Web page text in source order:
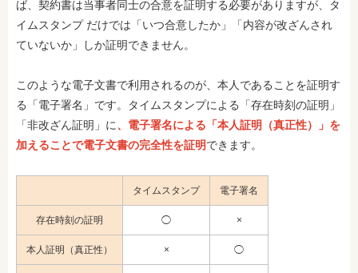
ば、契約書は当事者同士の合意を証明する必要がありますが、タ
イムスタンプ だけでは「いつ合意したか」「内容が改ざんされ
ていないか」しか証明できません。
このような電子文書で利用されるのが、本人であることを証明す
る「電子署名」です。タイムスタンプによる「存在時刻の証明」
「非改ざん証明」に、電子署名による「本人証明（真正性）」を
加えることで電子文書の完全性を証明できます。
タイムスタンプ 電子署名
存在時刻の証明 ◯ ×
本人証明（真正性） × ◯